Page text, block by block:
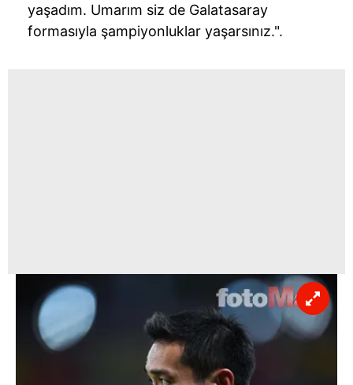
yaşadım. Umarım siz de Galatasaray
formasıyla şampiyonluklar yaşarsınız.".